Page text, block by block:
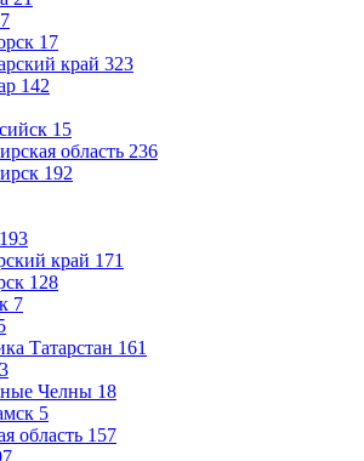
17
край 323
142
15
область 236
192
193
край 171
128
7
Татарстан 161
Челны 18
5
область 157